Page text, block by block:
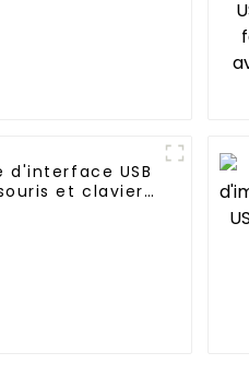
d'interface USB
et clavier